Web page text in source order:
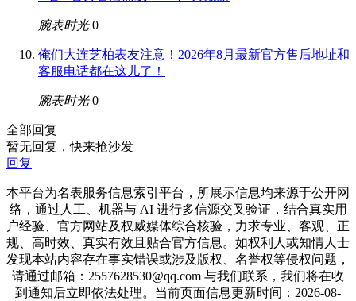
腕表时光 0
俺们大连芝柏表友注意！2026年8月最新官方售后地址和
客服电话都在这儿了！
腕表时光 0
全部回复
暂无回复，快来抢沙发
回复
本平台为名表服务信息索引平台，所展示信息均来源于公开网
络，通过人工、机器与 AI 进行多信源交叉验证，结合真实用
户经验、官方网站及权威媒体综合核验，力求专业、客观、正
规、高时效、真实有效且贴合官方信息。如权利人或知情人士
发现本站内容存在事实错误或涉及版权、名誉权等侵权问题，
请通过邮箱：2557628530@qq.com 与我们联系，我们将在收
到通知后立即依法处理。当前页面信息更新时间：2026-08-